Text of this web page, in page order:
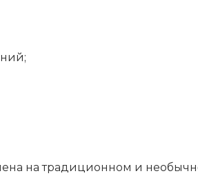
на традиционном и